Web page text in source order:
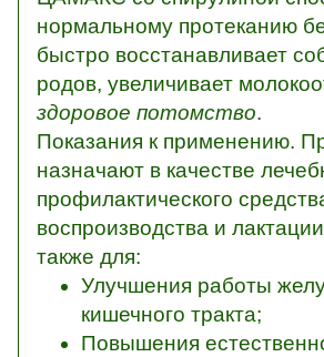
нормальному протеканию
быстро восстанавливает
родов, увеличивает
здоровое потомство.
Показания к применению.
назначают в качестве
профилактического
воспроизводства и
также для:
Улучшения работы
кишечного тракта;
Повышения